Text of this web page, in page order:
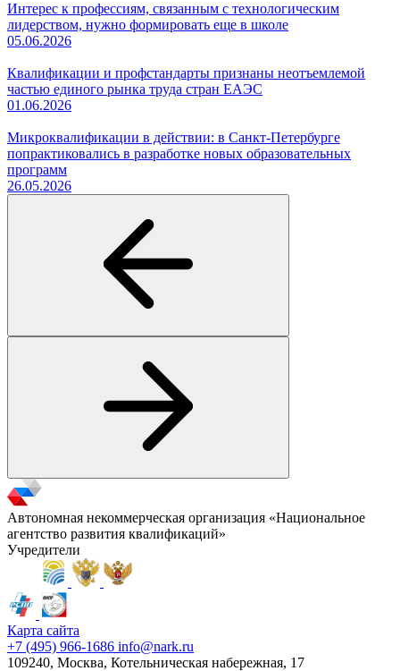
Интерес к профессиям, связанным с технологическим
лидерством, нужно формировать еще в школе
05.06.2026
Квалификации и профстандарты признаны неотъемлемой
частью единого рынка труда стран ЕАЭС
01.06.2026
Микроквалификации в действии: в Санкт-Петербурге
попрактиковались в разработке новых образовательных
программ
26.05.2026
Автономная некоммерческая организация «Национальное
агентство развития квалификаций»
Учредители
Карта сайта
+7 (495) 966-1686 info@nark.ru
109240, Москва, Котельническая набережная, 17